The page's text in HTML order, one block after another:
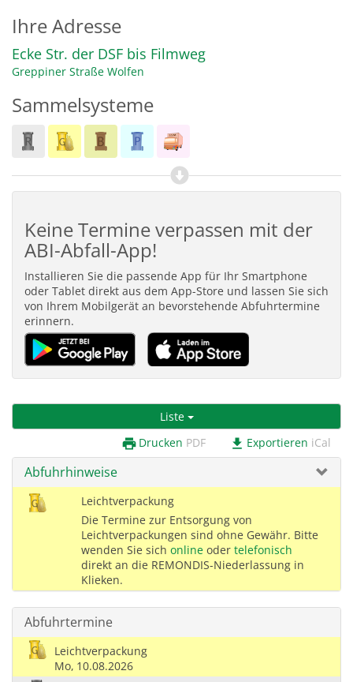
Ihre Adresse
Ecke Str. der DSF bis Filmweg
Greppiner Straße Wolfen
Sammelsysteme
Keine Termine verpassen mit der
ABI-Abfall-App!
Installieren Sie die passende App für Ihr Smartphone
oder Tablet direkt aus dem App-Store und lassen Sie sich
von Ihrem Mobilgerät an bevorstehende Abfuhrtermine
erinnern.
Liste
print Drucken PDF download Exportieren iCal
Abfuhrhinweise
Leichtverpackung
Die Termine zur Entsorgung von
Leichtverpackungen sind ohne Gewähr. Bitte
wenden Sie sich online oder telefonisch
direkt an die REMONDIS-Niederlassung in
Klieken.
Abfuhrtermine
Leichtverpackung
Mo, 10.08.2026